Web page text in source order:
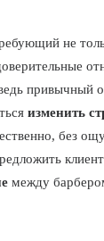
не
привычный
изменить
без
между